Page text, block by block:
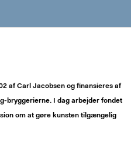
af Carl Jacobsen og finansieres af
bryggerierne. I dag arbejder fondet
om at gøre kunsten tilgængelig